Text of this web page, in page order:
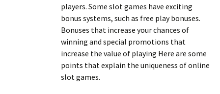
players. Some slot games have exciting
bonus systems, such as free play bonuses.
Bonuses that increase your chances of
winning and special promotions that
increase the value of playing Here are some
points that explain the uniqueness of online
slot games.